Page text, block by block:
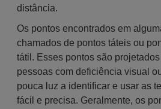
distância.
Os pontos encontrados em
chamados de pontos táteis ou
tátil. Esses pontos são
pessoas com deficiência visual
pouca luz a identificar e usar as
fácil e precisa. Geralmente, os